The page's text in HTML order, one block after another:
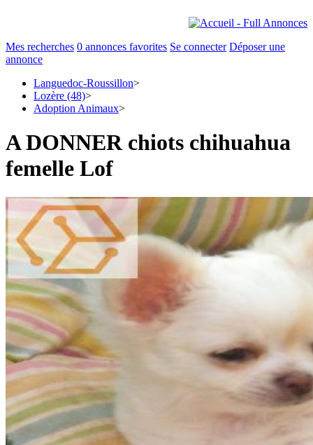
Mes recherches 0 annonces favorites Se connecter Déposer une
annonce
Languedoc-Roussillon>
Lozère (48)>
Adoption Animaux>
A DONNER chiots chihuahua
femelle Lof